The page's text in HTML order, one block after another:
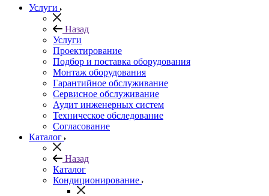
Услуги
Назад
Услуги
Проектирование
Подбор и поставка оборудования
Монтаж оборудования
Гарантийное обслуживание
Сервисное обслуживание
Аудит инженерных систем
Техническое обследование
Согласование
Каталог
Назад
Каталог
Кондиционирование